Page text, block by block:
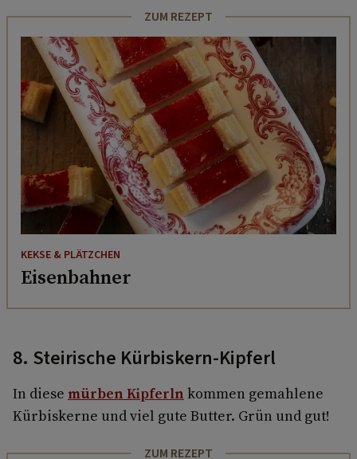
ZUM REZEPT
KEKSE & PLÄTZCHEN
Eisenbahner
8. Steirische Kürbiskern-Kipferl
In diese mürben Kipferln kommen gemahlene
Kürbiskerne und viel gute Butter. Grün und gut!
ZUM REZEPT